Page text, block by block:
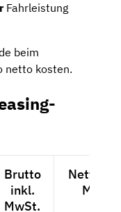
Fahrleistung
beim
netto kosten.
Brutto
inkl.
MwSt.
Netto
MwSt.